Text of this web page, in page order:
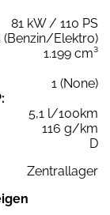
81 kW / 110 PS
(Benzin/Elektro)
1.199 cm³
1 (None)
5,1 l/100km
116 g/km
D
Zentrallager